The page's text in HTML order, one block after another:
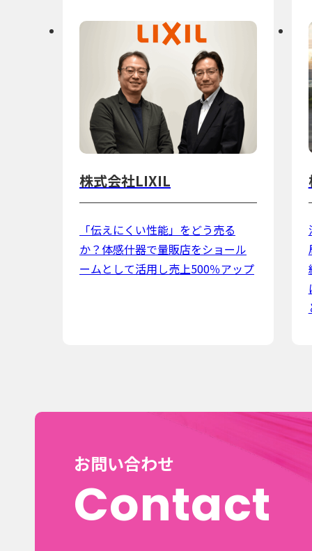
株式会社LIXIL
「伝えにくい性能」をどう売る
か？体感什器で量販店をショール
ームとして活用し売上500％アップ
お問い合わせ
Contact